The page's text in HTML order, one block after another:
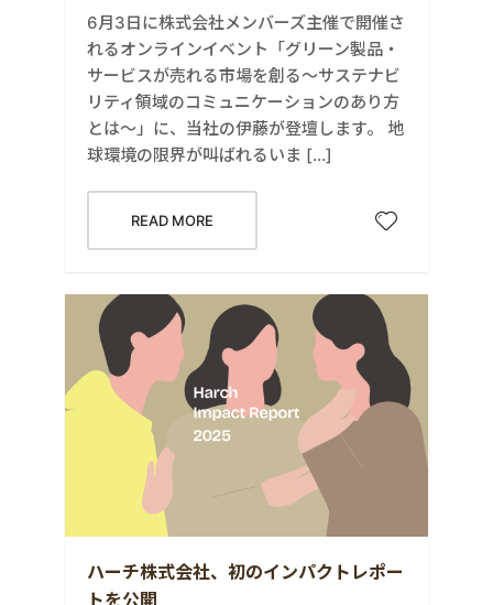
6月3日に株式会社メンバーズ主催で開催さ
れるオンラインイベント「グリーン製品・
サービスが売れる市場を創る〜サステナビ
リティ領域のコミュニケーションのあり方
とは〜」に、当社の伊藤が登壇します。 地
球環境の限界が叫ばれるいま […]
READ MORE
ハーチ株式会社、初のインパクトレポー
トを公開